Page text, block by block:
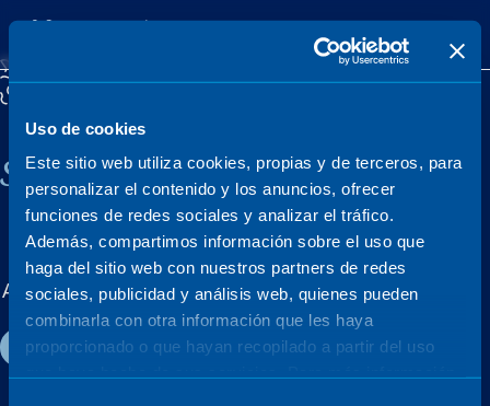
Uso de cookies
Este sitio web utiliza cookies, propias y de terceros, para
personalizar el contenido y los anuncios, ofrecer
funciones de redes sociales y analizar el tráfico.
Además, compartimos información sobre el uso que
haga del sitio web con nuestros partners de redes
sociales, publicidad y análisis web, quienes pueden
combinarla con otra información que les haya
proporcionado o que hayan recopilado a partir del uso
Sener, a family company
MARKETSPROJECTS
About us Careers News & events
Contact